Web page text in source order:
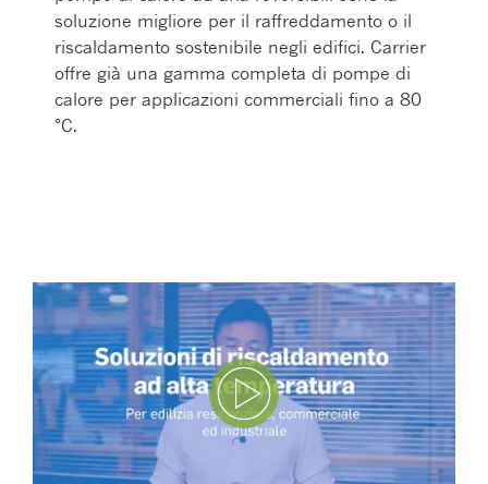
soluzione migliore per il raffreddamento o il
riscaldamento sostenibile negli edifici. Carrier
offre già una gamma completa di pompe di
calore per applicazioni commerciali fino a 80
°C.
Play Video